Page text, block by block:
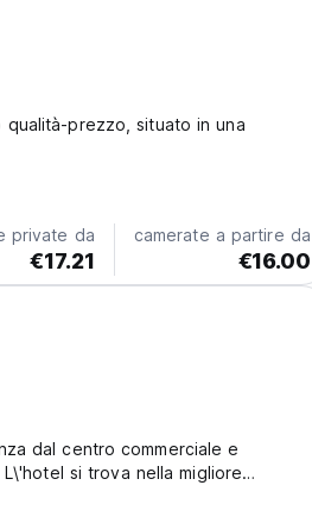
prezzo, situato in una
private da
€17.21
camerate a partire da
€16.00
dal centro commerciale e
si trova nella migliore